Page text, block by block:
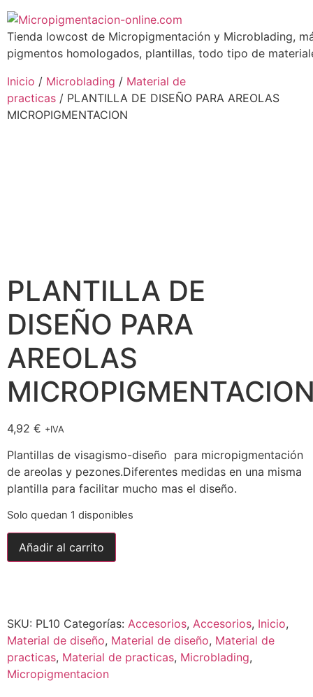
Tienda lowcost de Micropigmentación y Microblading,
pigmentos homologados, plantillas, todo tipo de
Inicio / Microblading / Material de
practicas / PLANTILLA DE DISEÑO PARA AREOLAS
MICROPIGMENTACION
PLANTILLA DE
DISEÑO PARA
AREOLAS
4,92 € +IVA
Plantillas de visagismo-diseño para micropigmentación
de areolas y pezones.Diferentes medidas en una misma
plantilla para facilitar mucho mas el diseño.
Solo quedan 1 disponibles
Añadir al carrito
SKU: PL10 Categorías: Accesorios, Accesorios, Inicio,
Material de diseño, Material de diseño, Material de
practicas, Material de practicas, Microblading,
Micropigmentacion